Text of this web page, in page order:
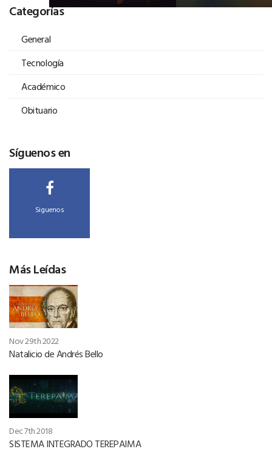
Categorías
General
Tecnología
Académico
Obituario
Síguenos en
Siguenos
Más Leídas
Nov 29th 2022
Natalicio de Andrés Bello
Dec 7th 2018
SISTEMA INTEGRADO TEREPAIMA